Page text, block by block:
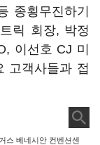
종횡무진하기
릭 회장, 박정
이선호 CJ 미
고객사들과 접
스 베네시안 컨벤션센